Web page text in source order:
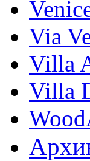
Via
Villa
Villa